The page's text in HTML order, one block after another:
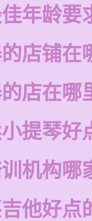
年龄要
店铺在
店在哪
提琴好
机构哪
他好点